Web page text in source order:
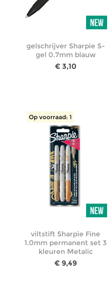
gelschrijver Sharpie S-
gel 0.7mm blauw
€ 3,10
Op voorraad: 1
viltstift Sharpie Fine
1.0mm permanent set 3
kleuren Metalic
€ 9,49